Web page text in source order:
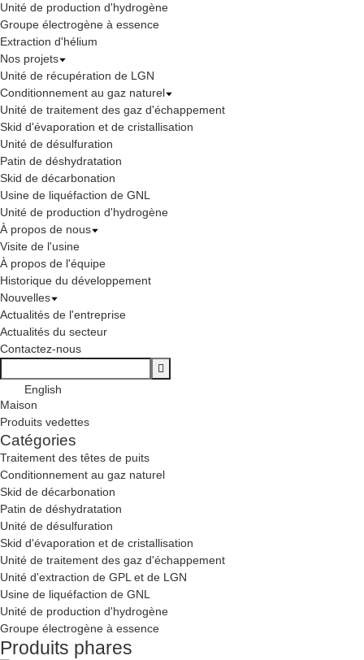
Unité de production d'hydrogène
Groupe électrogène à essence
Extraction d'hélium
Nos projets
Unité de récupération de LGN
Conditionnement au gaz naturel
Unité de traitement des gaz d'échappement
Skid d'évaporation et de cristallisation
Unité de désulfuration
Patin de déshydratation
Skid de décarbonation
Usine de liquéfaction de GNL
Unité de production d'hydrogène
À propos de nous
Visite de l'usine
À propos de l'équipe
Historique du développement
Nouvelles
Actualités de l'entreprise
Actualités du secteur
Contactez-nous
English
Maison
Produits vedettes
Catégories
Traitement des têtes de puits
Conditionnement au gaz naturel
Skid de décarbonation
Patin de déshydratation
Unité de désulfuration
Skid d'évaporation et de cristallisation
Unité de traitement des gaz d'échappement
Unité d'extraction de GPL et de LGN
Usine de liquéfaction de GNL
Unité de production d'hydrogène
Groupe électrogène à essence
Produits phares